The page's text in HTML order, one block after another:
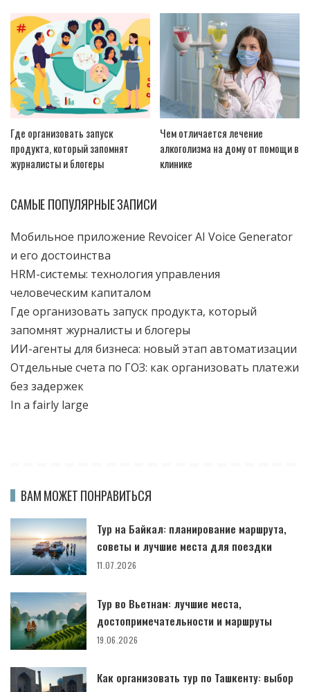
Где организовать запуск
продукта, который запомнят
журналисты и блогеры
Чем отличается лечение
алкоголизма на дому от помощи в
клинике
САМЫЕ ПОПУЛЯРНЫЕ ЗАПИСИ
Мобильное приложение Revoicer AI Voice Generator
и его достоинства
HRM-системы: технология управления
человеческим капиталом
Где организовать запуск продукта, который
запомнят журналисты и блогеры
ИИ-агенты для бизнеса: новый этап автоматизации
Отдельные счета по ГОЗ: как организовать платежи
без задержек
In a fairly large
ВАМ МОЖЕТ ПОНРАВИТЬСЯ
Тур на Байкал: планирование маршрута,
советы и лучшие места для поездки
11.07.2026
Тур во Вьетнам: лучшие места,
достопримечательности и маршруты
19.06.2026
Как организовать тур по Ташкенту: выбор